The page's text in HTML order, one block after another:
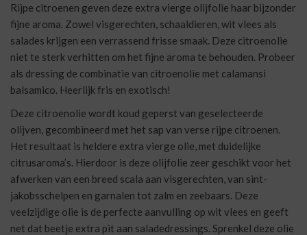
Rijpe citroenen geven deze extra vierge olijfolie haar bijzonder
fijne aroma. Zowel visgerechten, schaaldieren, wit vlees als
salades krijgen een verrassend frisse smaak. Deze citroenolie
niet te sterk verhitten om het fijne aroma te behouden. Probeer
als dressing de combinatie van citroenolie met calamansi
balsamico. Heerlijk fris en exotisch!
Deze citroenolie wordt koud geperst van geselecteerde
olijven, gecombineerd met het sap van verse rijpe citroenen.
Het resultaat is heldere extra vierge olie, met duidelijke
citrusaroma’s. Hierdoor is deze olijfolie zeer geschikt voor het
afwerken van een breed scala aan visgerechten, van sint-
jakobsschelpen en garnalen tot zalm en zeebaars. Deze
veelzijdige olie is de perfecte aanvulling op wit vlees en geeft
net dat beetje extra pit aan saladedressings. Sprenkel deze olie